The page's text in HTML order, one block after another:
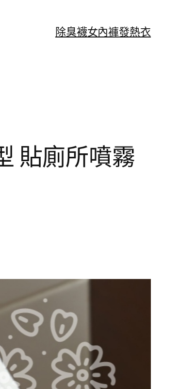
除臭襪女內褲發熱衣
貼廁所噴霧